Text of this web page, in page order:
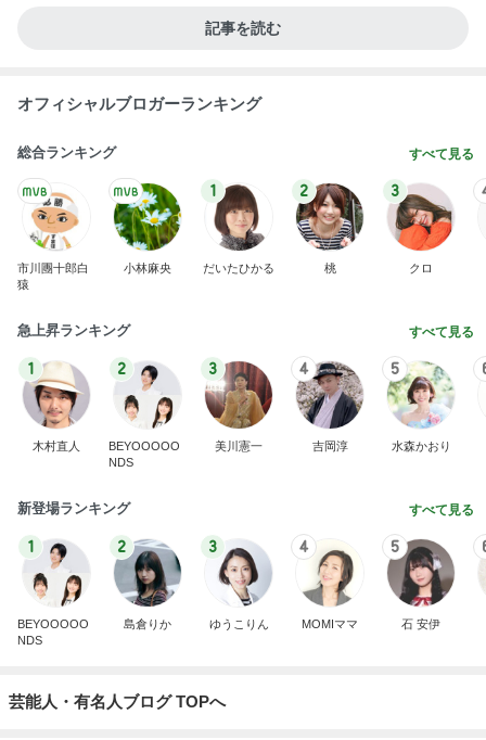
記事を読む
オフィシャルブロガーランキング
総合ランキング すべて見る
市川團十郎白
猿
小林麻央
1
だいたひかる
2
桃
3
クロ
急上昇ランキング すべて見る
1
木村直人
2
BEYOOOOO
NDS
3
美川憲一
4
吉岡淳
5
水森かおり
新登場ランキング すべて見る
1
BEYOOOOO
NDS
2
島倉りか
3
ゆうこりん
4
MOMIママ
5
石 安伊
芸能人・有名人ブログ TOPへ